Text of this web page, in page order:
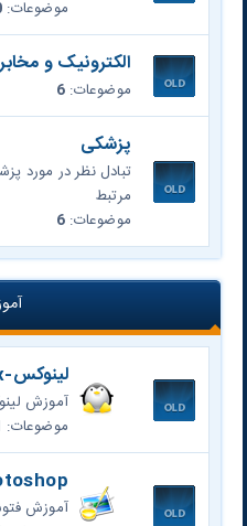
موضوعات:
الکترونیک و
موضوعات: 6
پزشکی
تبادل نظر در مورد
مرتبط
موضوعات: 6
لينوكس-Linux
آموزش
موضوعات:
آموزش